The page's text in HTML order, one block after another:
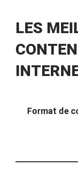
LES
Format de